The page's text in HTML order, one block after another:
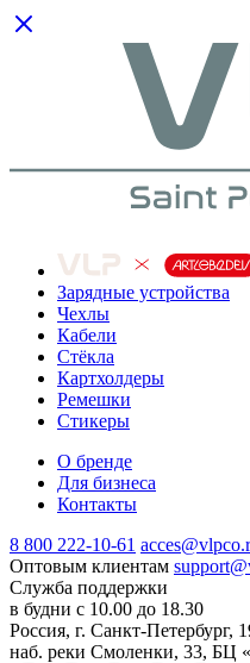
Зарядные устройства
Чехлы
Кабели
Cтёкла
Картхолдеры
Ремешки
Стикеры
О бренде
Для бизнеса
Контакты
8 800 222-10-61
Оптовым клиентам
Служба поддержки
в будни с 10.00 до 18.30
Россия, г. Санкт-Петербург,
наб. реки Смоленки, 33, БЦ